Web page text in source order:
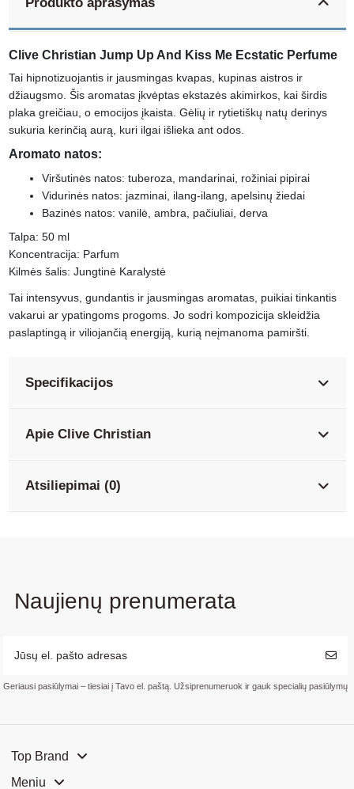
Clive Christian Jump Up And Kiss Me Ecstatic Perfume
Tai hipnotizuojantis ir jausmingas kvapas, kupinas aistros ir
džiaugsmo. Šis aromatas įkvėptas ekstazės akimirkos, kai širdis
plaka greičiau, o emocijos įkaista. Gėlių ir rytietiškų natų derinys
sukuria kerinčią aurą, kuri ilgai išlieka ant odos.
Aromato natos:
Viršutinės natos: tuberoza, mandarinai, rožiniai pipirai
Vidurinės natos: jazminai, ilang-ilang, apelsinų žiedai
Bazinės natos: vanilė, ambra, pačiuliai, derva
Talpa: 50 ml
Koncentracija: Parfum
Kilmės šalis: Jungtinė Karalystė
Tai intensyvus, gundantis ir jausmingas aromatas, puikiai tinkantis
vakarui ar ypatingoms progoms. Jo sodri kompozicija skleidžia
paslaptingą ir viliojančią energiją, kurią neįmanoma pamiršti.
Specifikacijos
Apie Clive Christian
Atsiliepimai (0)
Naujienų prenumerata
Geriausi pasiūlymai – tiesiai į Tavo el. paštą. Užsiprenumeruok ir gauk specialių pasiūlymų
Top Brand
Meniu